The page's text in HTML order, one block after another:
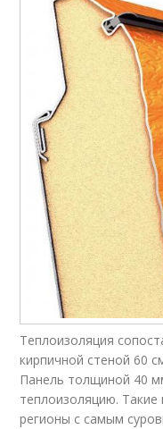
Теплоизоляция
кирпичной стеной 60
Панель толщиной 40
теплоизоляцию.
регионы с самым